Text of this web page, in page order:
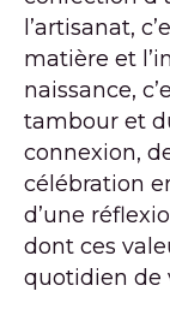
l’artisanat,
matière et
naissance,
tambour et
connexion,
célébration
d’une
dont ces
quotidien de